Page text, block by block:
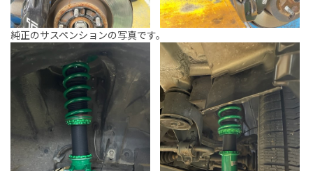
純正のサスペンションの写真です。